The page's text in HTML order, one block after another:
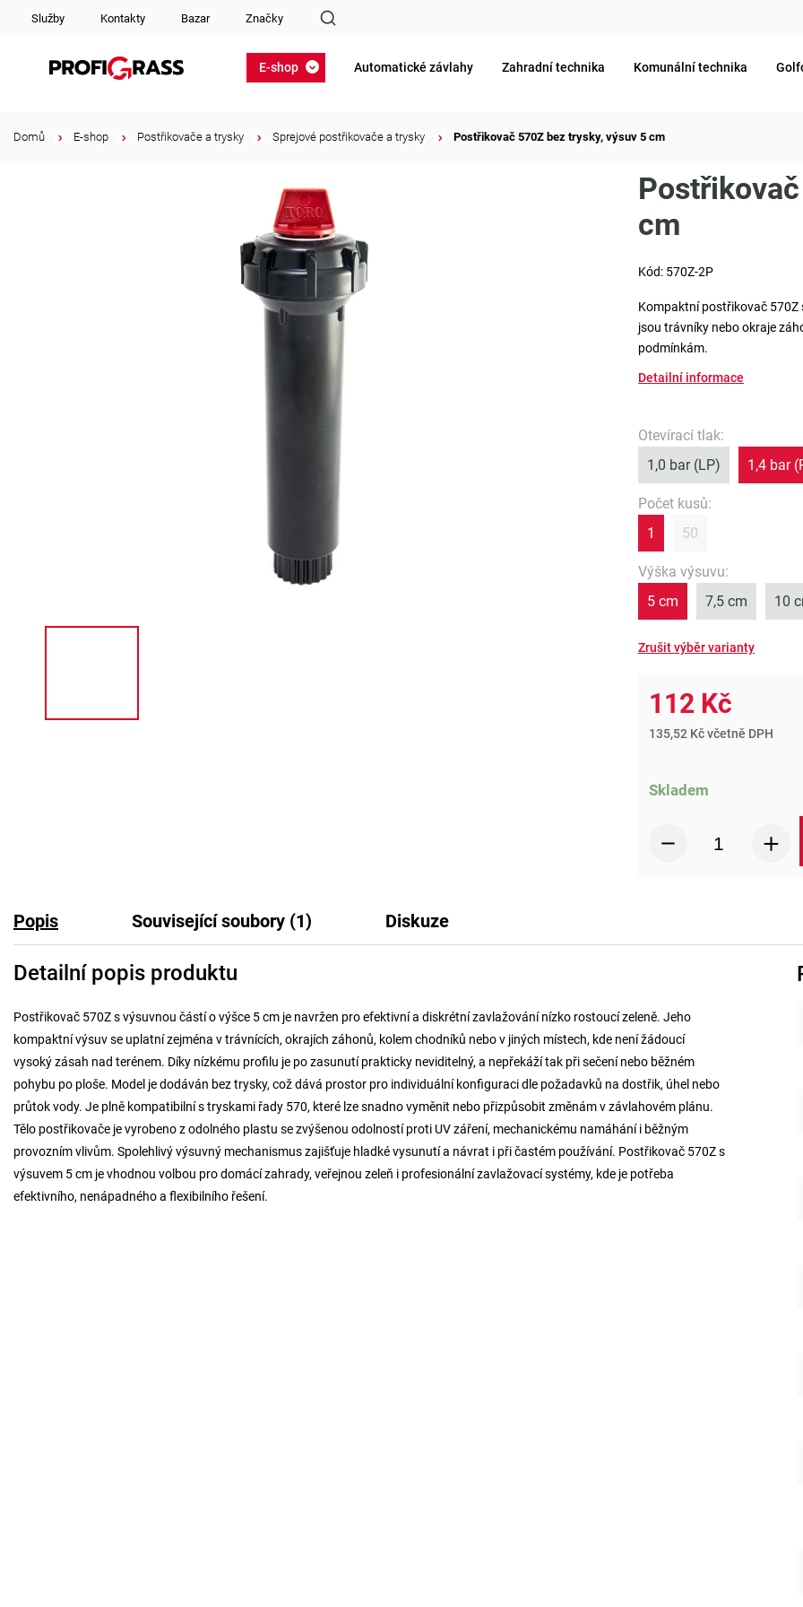
Služby Kontakty Bazar Značky
E-shop Automatické závlahy Zahradní technika Komunální technika
Domů E-shop Postřikovače a trysky Sprejové postřikovače a trysky Postřikovač 570Z bez trysky, výsuv 5 cm
cm
Kód: 570Z-2P
Kompaktní postřikovač 570Z
jsou trávníky nebo okraje
podmínkám.
Detailní informace
Otevírací tlak:
1,0 bar (LP)
1,4 bar
Počet kusů:
1
50
Výška výsuvu:
5 cm
7,5 cm 10
112 Kč
135,52 Kč včetně DPH
Skladem
Popis Související soubory (1) Diskuze
Detailní popis produktu
Postřikovač 570Z s výsuvnou částí o výšce 5 cm je navržen pro efektivní a diskrétní zavlažování nízko rostoucí zeleně. Jeho
kompaktní výsuv se uplatní zejména v trávnících, okrajích záhonů, kolem chodníků nebo v jiných místech, kde není žádoucí
vysoký zásah nad terénem. Díky nízkému profilu je po zasunutí prakticky neviditelný, a nepřekáží tak při sečení nebo běžném
pohybu po ploše. Model je dodáván bez trysky, což dává prostor pro individuální konfiguraci dle požadavků na dostřik, úhel nebo
průtok vody. Je plně kompatibilní s tryskami řady 570, které lze snadno vyměnit nebo přizpůsobit změnám v závlahovém plánu.
Tělo postřikovače je vyrobeno z odolného plastu se zvýšenou odolností proti UV záření, mechanickému namáhání i běžným
provozním vlivům. Spolehlivý výsuvný mechanismus zajišťuje hladké vysunutí a návrat i při častém používání. Postřikovač 570Z s
výsuvem 5 cm je vhodnou volbou pro domácí zahrady, veřejnou zeleň i profesionální zavlažovací systémy, kde je potřeba
efektivního, nenápadného a flexibilního řešení.